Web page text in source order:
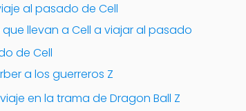
al pasado de Cell
llevan a Cell a viajar al pasado
de Cell
a los guerreros Z
en la trama de Dragon Ball Z